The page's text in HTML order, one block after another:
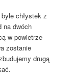
chłystek z
na dwóch
w powietrze
zostanie
drugą